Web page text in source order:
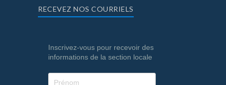
RECEVEZ NOS COURRIELS
Inscrivez-vous pour recevoir des
informations de la section locale